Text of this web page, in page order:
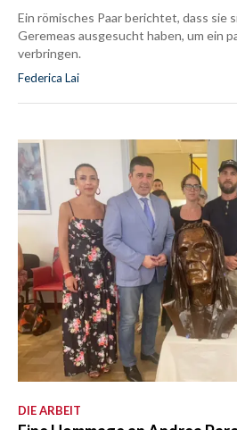
Ein römisches Paar berichtet, dass sie
Geremeas ausgesucht haben, um ein
verbringen.
Federica Lai
DIE ARBEIT